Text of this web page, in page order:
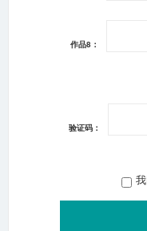
作品8：
验证码：